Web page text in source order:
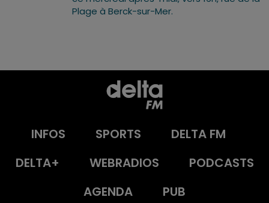
Plage à Berck-sur-Mer.
INFOS SPORTS
DELTA FM
DELTA+
WEBRADIOS
PODCASTS
AGENDA
PUB